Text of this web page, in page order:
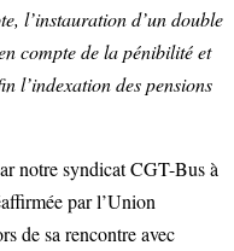
l’instauration d’un double
compte de la pénibilité et
l’indexation des pensions
notre syndicat CGT-Bus à
par l’Union
de sa rencontre avec